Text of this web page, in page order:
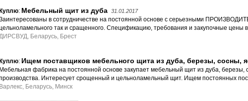
: Мебельный щит из дуба 31.01.2017
в сотрудничестве на постоянной основе с серьезными
так и сращенного. Спецификацию, требования и закупочные цены
ДИРСВУД, Беларусь, Брест
: Ищем поставщиков мебельного щита из дуба, березы, сосны,
Мебельная фабрика на постоянной основе закупает мебельный щит из дуба, березы,
Интересует срощенный и цельноламельный щит. Ищем постоянных
Варлекс, Беларусь, Минск